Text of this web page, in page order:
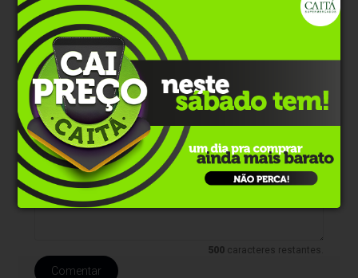
* O conteúdo de cada comentário é de responsabilidade de quem
realizá-lo. Nos reservamos ao direito de reprovar ou eliminar
comentários em desacordo com o propósito do site ou que
contenham palavras ofensivas.
500 caracteres restantes.
Comentar